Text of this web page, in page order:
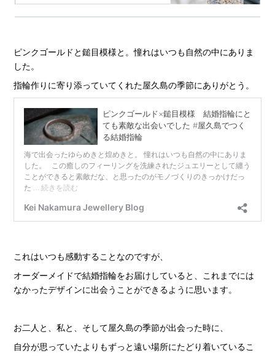
ピンクゴールドと鎚目模様と。憧れはいつも自然の中にありま
した。
指輪作りに寄り添っていてくれた屋久島の季節にありがとう。
これはいつも感動することなのですが、
オーダーメイドで結婚指輪をお届けしていると、これまでには
なかったデザインに出会うことができるように思います。
お二人と、私と、そして屋久島の季節が出会った時に、
自分が思っていたよりもずっと遠い場所にたどり着いているこ